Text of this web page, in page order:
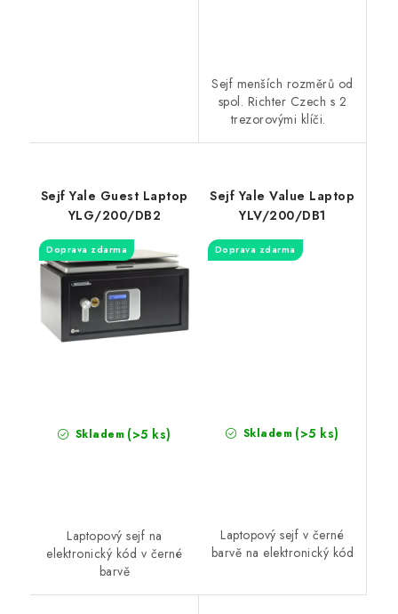
Sejf menších rozměrů od
spol. Richter Czech s 2
trezorovými klíči.
Sejf Yale Guest Laptop
YLG/200/DB2
Doprava zdarma
Skladem (>5 ks)
Laptopový sejf na
elektronický kód v černé
barvě
Sejf Yale Value Laptop
YLV/200/DB1
Doprava zdarma
Skladem (>5 ks)
Laptopový sejf v černé
barvě na elektronický kód